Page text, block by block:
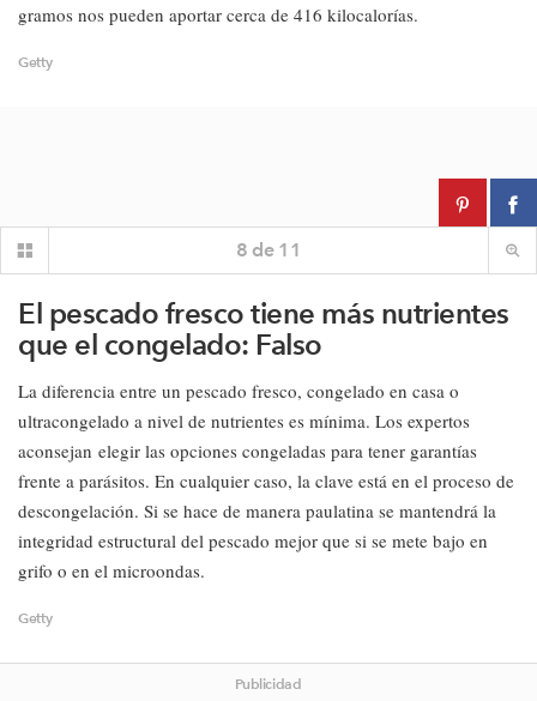
gramos nos pueden aportar cerca de 416 kilocalorías.
Getty
8 de 11
El pescado fresco tiene más nutrientes
que el congelado: Falso
La diferencia entre un pescado fresco, congelado en casa o
ultracongelado a nivel de nutrientes es mínima. Los expertos
aconsejan elegir las opciones congeladas para tener garantías
frente a parásitos. En cualquier caso, la clave está en el proceso de
descongelación. Si se hace de manera paulatina se mantendrá la
integridad estructural del pescado mejor que si se mete bajo en
grifo o en el microondas.
Getty
Publicidad